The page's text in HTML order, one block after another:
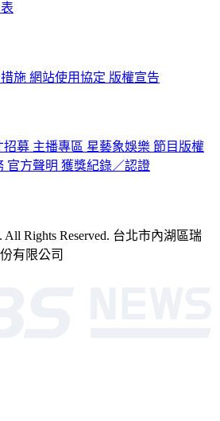
施 網站使用協定 版權宣告
招募 主播專區 星藝象娛樂 節目版權
官方聲明 獲獎紀錄／認證
Rights Reserved. 台北市內湖區瑞
有限公司